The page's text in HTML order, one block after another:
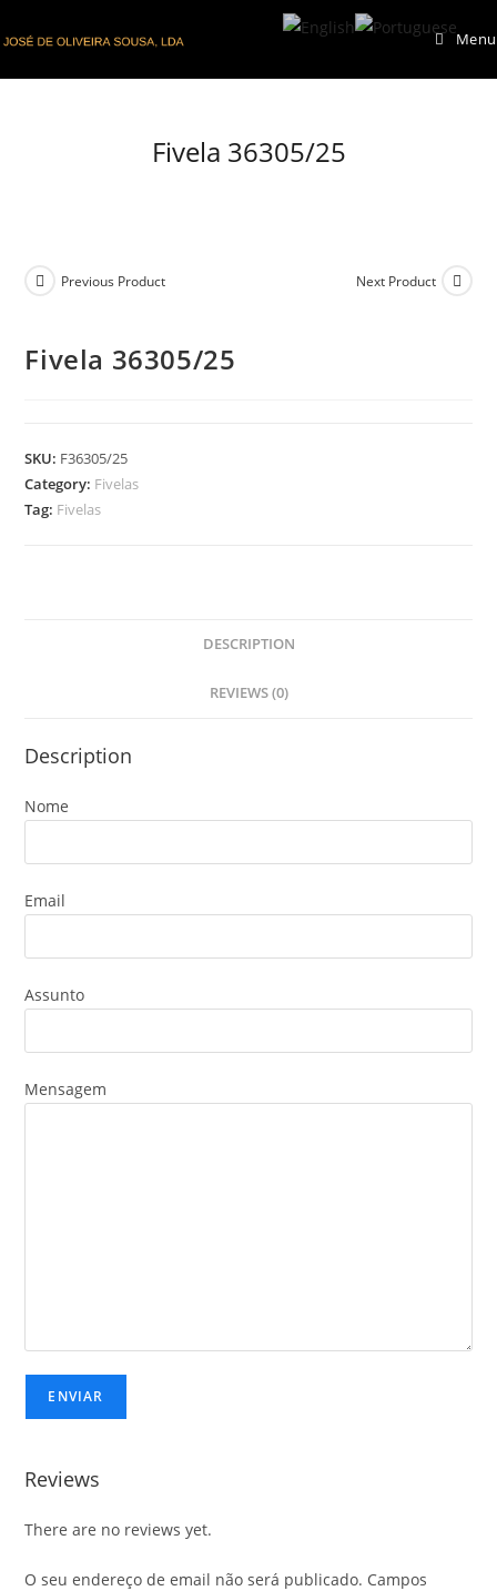
to
Menu
Fivela 36305/25
Previous Product Next Product
Fivela 36305/25
SKU: F36305/25
Category: Fivelas
Tag: Fivelas
DESCRIPTION
REVIEWS (0)
Description
Nome
Email
Assunto
Mensagem
Reviews
There are no reviews yet.
O seu endereço de email não será publicado. Campos